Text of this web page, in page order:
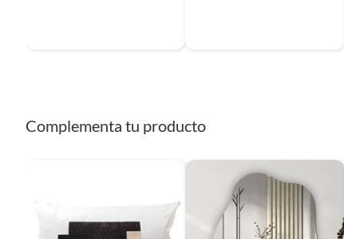
Complementa tu producto